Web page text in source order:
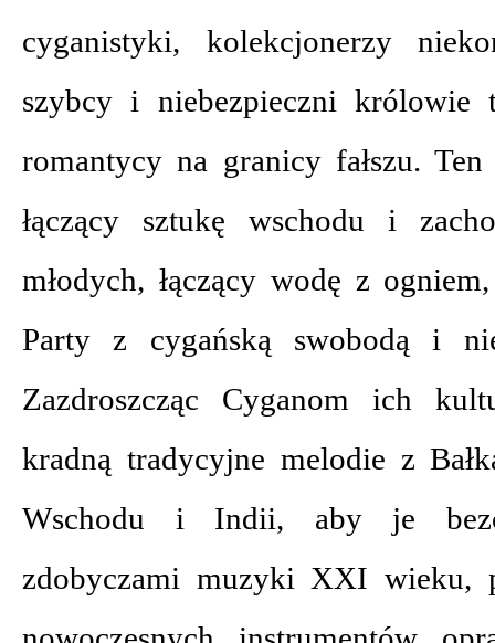
cyganistyki, kolekcjonerzy
szybcy i niebezpieczni królowie
romantycy na granicy fałszu. Ten
łączący sztukę wschodu i
młodych, łączący wodę z
Party z cygańską swobodą i
Zazdroszcząc Cyganom ich
kradną tradycyjne melodie z
Wschodu i Indii, aby je
zdobyczami muzyki XXI